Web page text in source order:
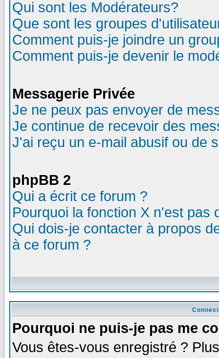
Qui sont les Modérateurs?
Que sont les groupes
Comment puis-je joindre un
Comment puis-je devenir le
Messagerie Privée
Je ne peux pas envoyer de
Je continue de recevoir des
J'ai reçu un e-mail abusif ou de
phpBB 2
Qui a écrit ce forum ?
Pourquoi la fonction X n'est pas
Qui dois-je contacter à propos
à ce forum ?
Pourquoi ne puis-je pas me
Vous êtes-vous enregistré ?